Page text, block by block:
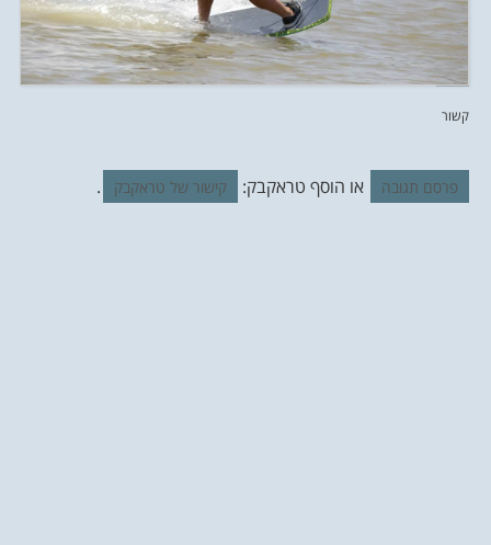
קשור
פרסם תגובה או הוסף טראקבק: קישור של טראקבק .